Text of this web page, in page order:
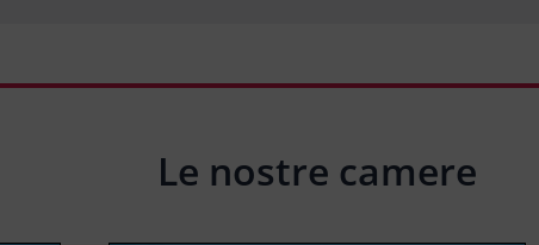
Le nostre camere